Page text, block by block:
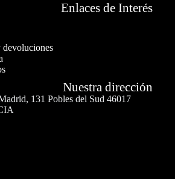
Enlaces de Interés
devoluciones
Nuestra dirección
131 Pobles del Sud 46017